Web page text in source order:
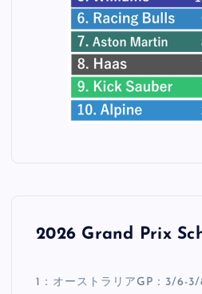
2026 Grand Prix
1：オーストラリアGP：3/6-3/